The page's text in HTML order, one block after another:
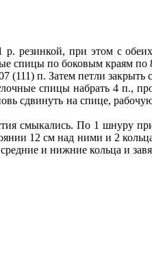
резинкой, при этом с
спицы по боковым краям по
п. Затем петли
спицы набрать 4 п.,
сдвинуть на спице,
смыкались. По 1 шнуру
12 см над ними и 2
и нижние кольца и